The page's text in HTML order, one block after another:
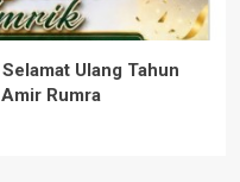
Ulang Tahun
Rumra